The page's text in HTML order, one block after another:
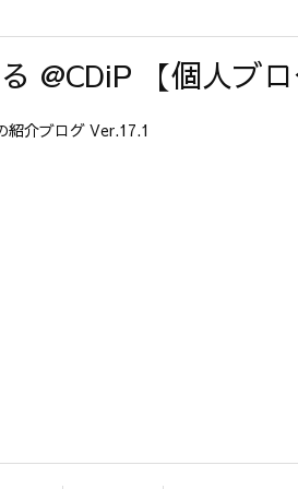
@CDiP 【個人ブ
紹介ブログ Ver.17.1